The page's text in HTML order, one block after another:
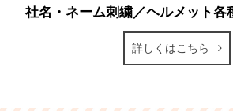
社名・ネーム刺繍／ヘルメット各
詳しくはこちら